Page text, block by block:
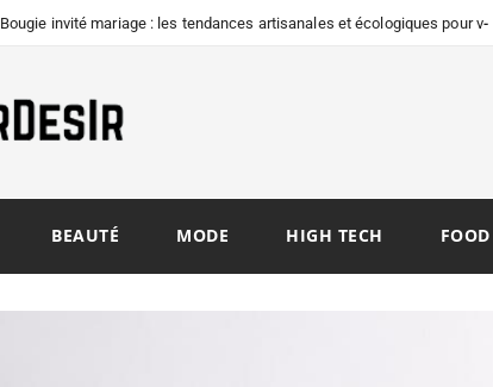
Bougie invité mariage : les tendances artisanales et écologiques pour vos
BEAUTÉ MODE HIGH TECH FOOD